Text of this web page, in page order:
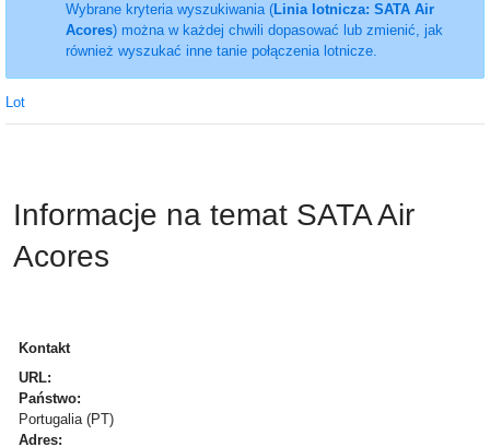
Wybrane kryteria wyszukiwania (Linia lotnicza: SATA Air
Acores) można w każdej chwili dopasować lub zmienić, jak
również wyszukać inne tanie połączenia lotnicze.
Lot
Informacje na temat SATA Air
Acores
Kontakt
URL:
Państwo:
Portugalia (PT)
Adres: